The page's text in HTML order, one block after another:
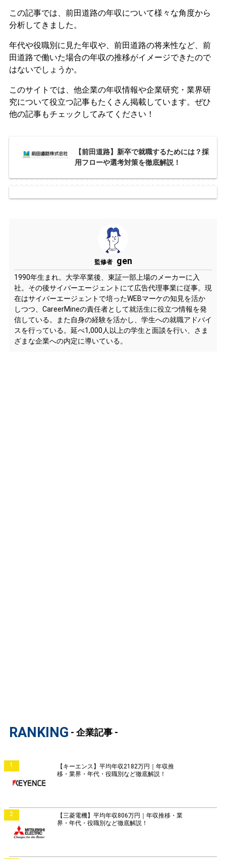
この記事では、前田道路の年収について様々な角度から
分析してきました。
年代や役職別に見た年収や、前田道路の将来性など、前
田道路で働いた場合の年収の推移がイメージできたので
はないでしょうか。
このサイトでは、他企業の年収情報や企業研究・業界研
究について役立つ記事もたくさん掲載しています。ぜひ
他の記事もチェックしてみてください！
【前田道路】新卒で就職するためには？採
用フローや選考対策を徹底解説！
監修者 gen
1990年生まれ。大学卒業後、東証一部上場のメーカーに入
社。その後サイバーエージェントにて広告代理事業に従事。現
在はサイバーエージェントで培ったWEBマーケの知見を活か
しつつ、CareerMineの責任者として就活生に役立つ情報を発
信している。また自身の経験を活かし、学生への就職アドバイ
スを行っている。延べ1,000人以上の学生と面談を行い、さま
ざまな企業への内定に導いている。
RANKING - 企業記事 -
1
【キーエンス】平均年収2182万円｜年収推
移・業界・年代・役職別など徹底解説！
2
【三菱電機】平均年収806万円｜年収推移・業
界・年代・役職別など徹底解説！